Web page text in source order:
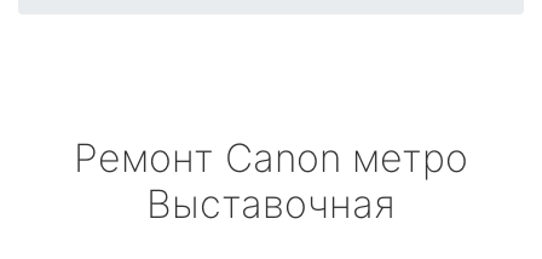
Ремонт Canon метро
Выставочная